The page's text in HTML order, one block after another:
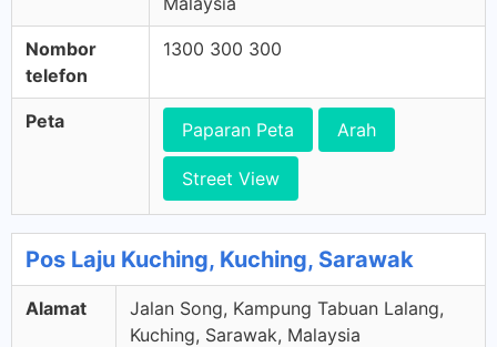
Nombor
telefon
1300 300 300
Peta Paparan Peta Arah
Street View
Pos Laju Kuching, Kuching, Sarawak
Alamat
Jalan Song, Kampung Tabuan Lalang,
Kuching, Sarawak, Malaysia